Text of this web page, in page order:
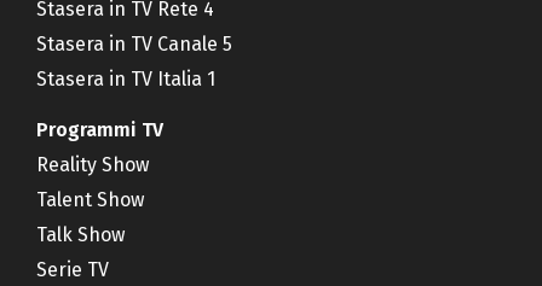
Stasera in TV Rete 4
Stasera in TV Canale 5
Stasera in TV Italia 1
Programmi TV
Reality Show
Talent Show
Talk Show
Serie TV